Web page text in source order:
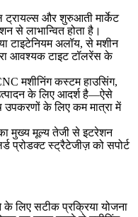
ट्रायल्स और शुरुआती मार्केट
से लाभान्वित होता है।
टाइटेनियम अलॉय, से मशीन
आवश्यक टाइट टॉलरेंस के
मशीनिंग कस्टम हाउसिंग,
के लिए आदर्श है—ऐसे
के लिए कम मात्रा में
मुख्य मूल्य तेजी से इटरेशन
प्रोडक्ट स्ट्रैटेजीज़ को सपोर्ट
लिए सटीक प्रक्रिया योजना